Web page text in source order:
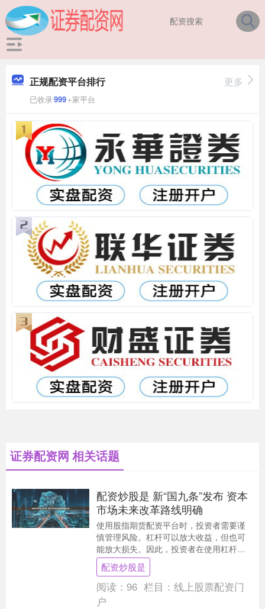
正规配资平台排行
已收录999+家平台
更多
证券配资网 相关话题
配资炒股是 新“国九条”发布 资本
市场未来改革路线明确
使用股指期货配资平台时，投资者需要谨
慎管理风险。杠杆可以放大收益，但也可
能放大损失。因此，投资者在使用杠杆时
应始终制定明确的交易计划，并严格遵守
风险管理原则。 ....
配资炒股是
阅读： 96 栏目： 线上股票配资门
户